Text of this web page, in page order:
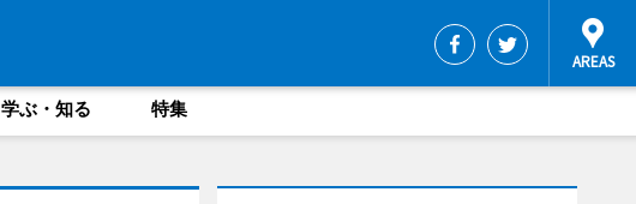
学ぶ・知る 特集